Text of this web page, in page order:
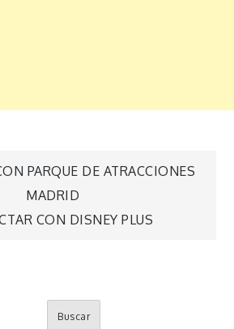
PARQUE DE ATRACCIONES
MADRID
CON DISNEY PLUS
Buscar